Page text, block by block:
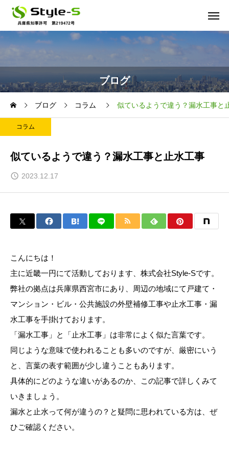
ブログ
ブログ コラム 似ているようで違う？漏水工事と
コラム
似ているようで違う？漏水工事と止水工事
2023.12.17
こんにちは！
主に近畿一円にて活動しております、株式会社Style-Sです。
弊社の拠点は兵庫県西宮市にあり、周辺の地域にて戸建て・
マンション・ビル・公共施設の外壁補修工事や止水工事・漏
水工事を手掛けております。
「漏水工事」と「止水工事」は非常によく似た言葉です。
同じような意味で使われることも多いのですが、厳密にいう
と、言葉の表す範囲が少し違うこともあります。
具体的にどのような違いがあるのか、この記事で詳しくみて
いきましょう。
漏水と止水って何が違うの？と疑問に思われている方は、ぜ
ひご確認ください。